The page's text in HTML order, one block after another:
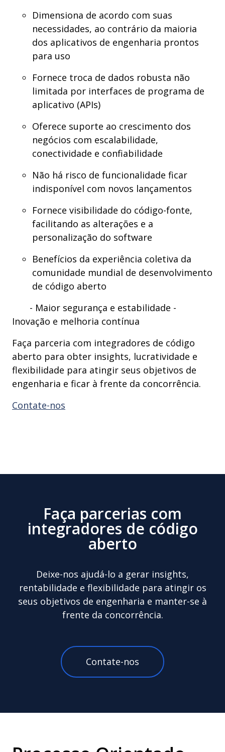
Dimensiona de acordo com suas
necessidades, ao contrário da maioria
dos aplicativos de engenharia prontos
para uso
Fornece troca de dados robusta não
limitada por interfaces de programa de
aplicativo (APIs)
Oferece suporte ao crescimento dos
negócios com escalabilidade,
conectividade e confiabilidade
Não há risco de funcionalidade ficar
indisponível com novos lançamentos
Fornece visibilidade do código-fonte,
facilitando as alterações e a
personalização do software
Benefícios da experiência coletiva da
comunidade mundial de desenvolvimento
de código aberto
- Maior segurança e estabilidade -
Inovação e melhoria contínua
Faça parceria com integradores de código
aberto para obter insights, lucratividade e
flexibilidade para atingir seus objetivos de
engenharia e ficar à frente da concorrência.
Contate-nos
Faça parcerias com
integradores de código
aberto
Deixe-nos ajudá-lo a gerar insights,
rentabilidade e flexibilidade para atingir os
seus objetivos de engenharia e manter-se à
frente da concorrência.
Contate-nos